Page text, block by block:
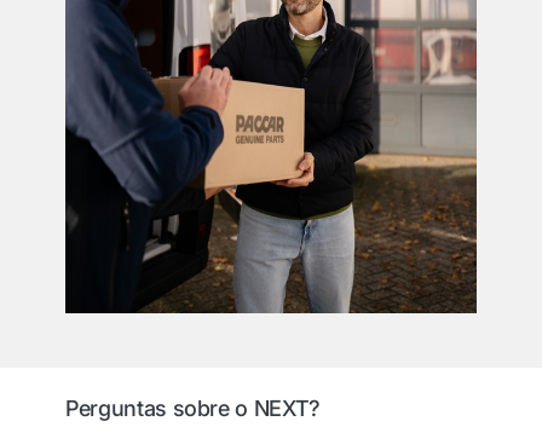
Perguntas sobre o NEXT?